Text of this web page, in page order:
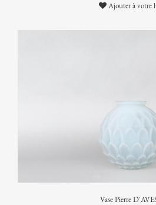
Ajouter à votre
Vase Pierre